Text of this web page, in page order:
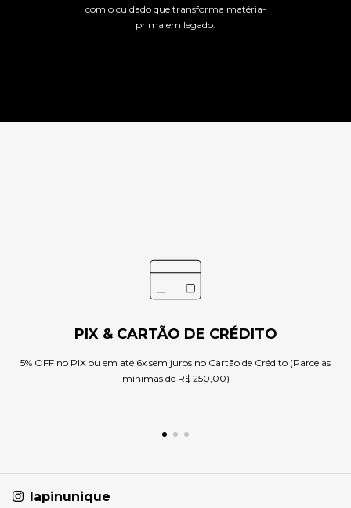
com o cuidado que transforma matéria-
prima em legado.
PIX & CARTÃO DE CRÉDITO
5% OFF no PIX ou em até 6x sem juros no Cartão de Crédito (Parcelas
mínimas de R$ 250,00)
lapinunique